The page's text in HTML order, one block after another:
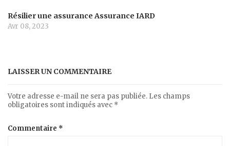
Résilier une assurance Assurance IARD
Avr 08, 2023
LAISSER UN COMMENTAIRE
Votre adresse e-mail ne sera pas publiée. Les champs
obligatoires sont indiqués avec *
Commentaire *